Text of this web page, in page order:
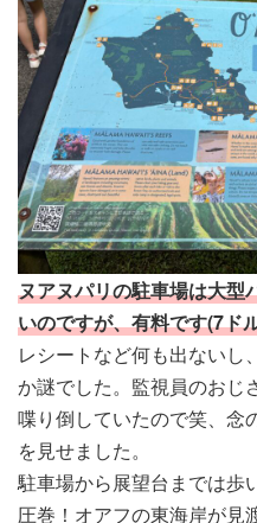
ヌアヌパリの駐車場は大型
いのですが、有料です(7ド
レシートなど何も出ないし
か謎でした。監視員のおじ
喋り倒していたので笑、念
を見せました。
駐車場から展望台までは歩
圧巻！オアフの東海岸が見